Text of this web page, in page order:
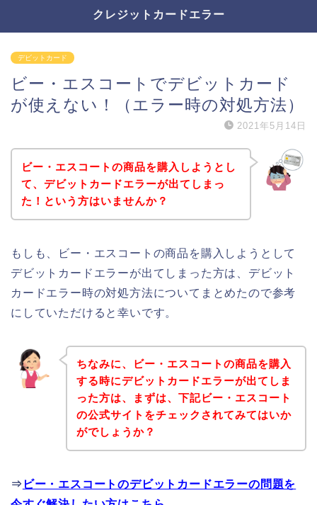
クレジットカードエラー
デビットカード
ビー・エスコートでデビットカード
が使えない！（エラー時の対処方法）
2021年5月14日
ビー・エスコートの商品を購入しようとし
て、デビットカードエラーが出てしまっ
た！という方はいませんか？
もしも、ビー・エスコートの商品を購入しようとして
デビットカードエラーが出てしまった方は、デビット
カードエラー時の対処方法についてまとめたので参考
にしていただけると幸いです。
ちなみに、ビー・エスコートの商品を購入
する時にデビットカードエラーが出てしま
った方は、まずは、下記ビー・エスコート
の公式サイトをチェックされてみてはいか
がでしょうか？
⇒ ビー・エスコートのデビットカードエラーの問題を